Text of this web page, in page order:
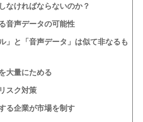
なければならないのか？
音声データの可能性
」と「音声データ」は似て非なるも
大量にためる
スク対策
る企業が市場を制す